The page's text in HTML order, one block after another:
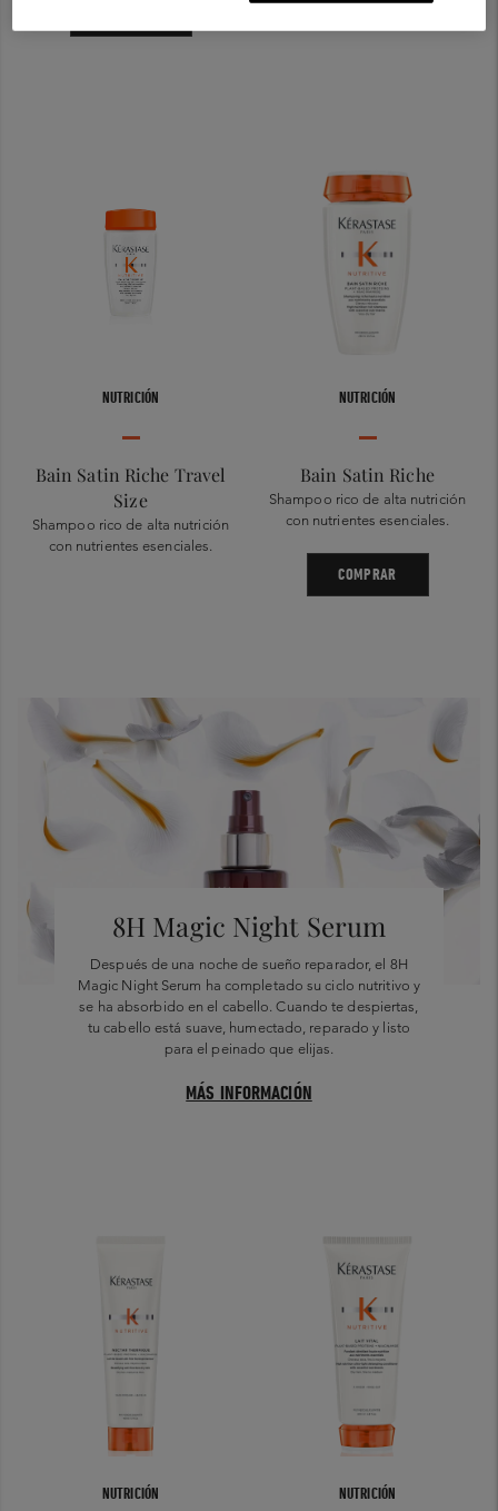
NUTRICIÓN
Bain Satin Riche Travel
Size
Shampoo rico de alta nutrición
con nutrientes esenciales.
NUTRICIÓN
Bain Satin Riche
Shampoo rico de alta nutrición
con nutrientes esenciales.
COMPRAR
8H Magic Night Serum
Después de una noche de sueño reparador, el 8H
Magic Night Serum ha completado su ciclo nutritivo y
se ha absorbido en el cabello. Cuando te despiertas,
tu cabello está suave, humectado, reparado y listo
para el peinado que elijas.
MÁS INFORMACIÓN
NUTRICIÓN NUTRICIÓN